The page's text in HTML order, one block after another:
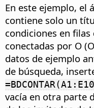
En este ejemplo, el
contiene solo un
condiciones en filas
conectadas por O
datos de ejemplo
de búsqueda,
vacía en otra parte